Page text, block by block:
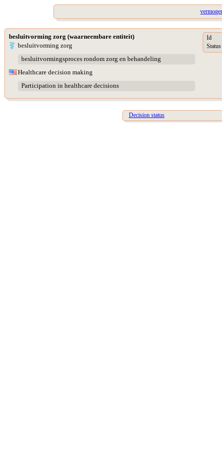
besluitvorming zorg (waarneembare entiteit)
besluitvorming zorg
besluitvormingsproces rondom zorg en behandeling
Healthcare decision making
Participation in healthcare decisions
Id
Status
Decision status